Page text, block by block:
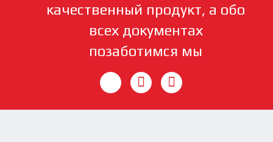
качественный продукт, а обо
всех документах
позаботимся мы